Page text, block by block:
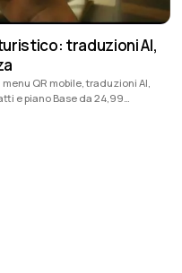
traduzioni AI,
QR mobile, traduzioni AI,
e piano Base da 24,99